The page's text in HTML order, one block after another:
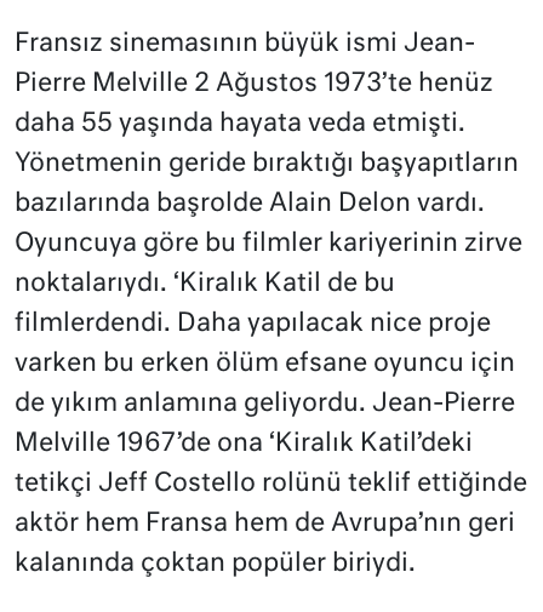
Fransız sinemasının büyük ismi Jean-
Pierre Melville 2 Ağustos 1973’te henüz
daha 55 yaşında hayata veda etmişti.
Yönetmenin geride bıraktığı başyapıtların
bazılarında başrolde Alain Delon vardı.
Oyuncuya göre bu filmler kariyerinin zirve
noktalarıydı. ‘Kiralık Katil de bu
filmlerdendi. Daha yapılacak nice proje
varken bu erken ölüm efsane oyuncu için
de yıkım anlamına geliyordu. Jean-Pierre
Melville 1967’de ona ‘Kiralık Katil’deki
tetikçi Jeff Costello rolünü teklif ettiğinde
aktör hem Fransa hem de Avrupa’nın geri
kalanında çoktan popüler biriydi.